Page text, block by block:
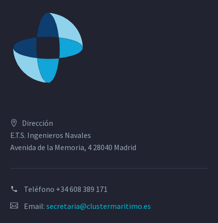
Dirección
E.T.S. Ingenieros Navales
Avenida de la Memoria, 4 28040 Madrid
Teléfono +34 608 389 171
Email: secretaria@clustermaritimo.es